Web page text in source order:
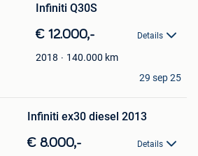
Infiniti Q30S
€ 12.000,- Details
2018 140.000 km
29 sep 25
Infiniti ex30 diesel 2013
€ 8.000,- Details